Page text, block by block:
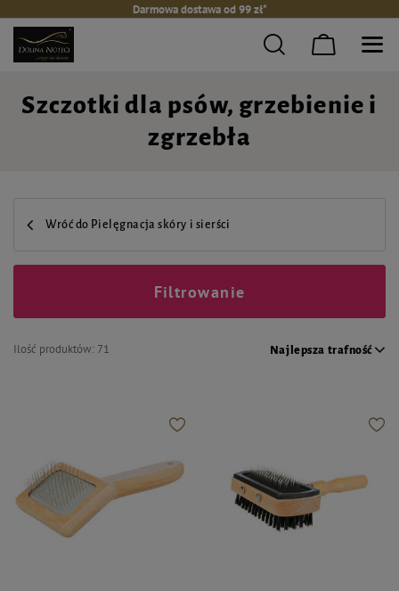
Darmowa dostawa od 99 zł*
Szczotki dla psów, grzebienie i
zgrzebła
Wróć do Pielęgnacja skóry i sierści
Ilość produktów: 71 Najlepsza trafność
Filtrowanie